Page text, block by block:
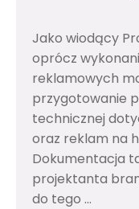
Jako wiodący
oprócz
reklamowych
przygotowanie
technicznej
oraz reklam na
Dokumentacja
projektanta
do tego ...